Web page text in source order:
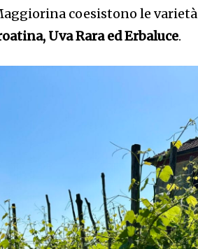
coesistono le
Uva Rara ed Erbaluce.